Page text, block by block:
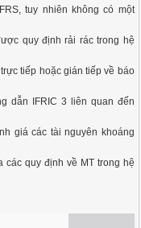
tuy nhiên không có một
quy định rải rác trong hệ
tiếp hoặc gián tiếp về báo
dẫn IFRIC 3 liên quan đến
giá các tài nguyên khoáng
quy định về MT trong hệ